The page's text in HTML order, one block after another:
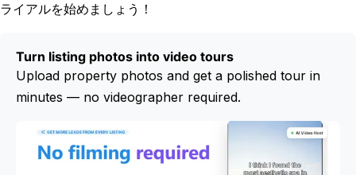
ライアルを始めましょう！
Turn listing photos into video tours
Upload property photos and get a polished tour in
minutes — no videographer required.